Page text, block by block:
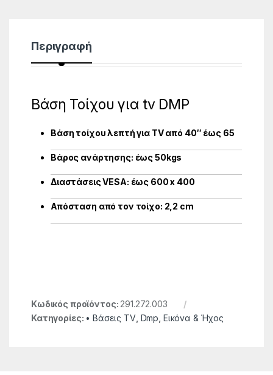
Περιγραφή
Βάση Τοίχου για tv DMP
Βάση τοίχου λεπτή για TV από 40″ έως 65
Βάρος ανάρτησης: έως 50kgs
Διαστάσεις VESA: έως 600 x 400
Απόσταση από τον τοίχο: 2,2 cm
Κωδικός προϊόντος: 291.272.003
Κατηγορίες: • Βάσεις TV, Dmp Εικόνα & Ήχος